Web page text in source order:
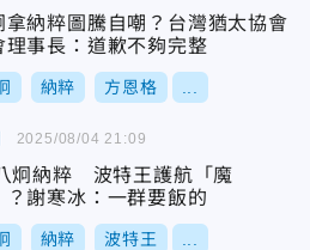
拿納粹圖騰自嘲？台灣猶太協會
理事長：道歉不夠完整
納粹 方恩格
炯納粹 波特王護航「魔
？謝寒冰：一群要飯的
納粹 波特王
2025/08/04 21:09